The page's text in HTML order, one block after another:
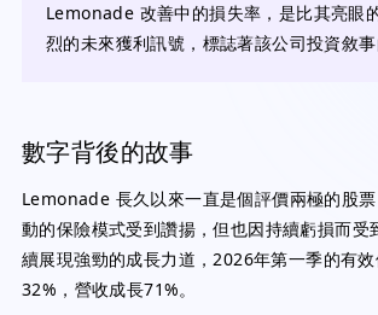
Lemonade 改善中的損失率，是比其亮眼
烈的未來獲利訊號，標誌著該公司投資敘事
數字背後的故事
Lemonade 長久以來一直是個評價兩極的股
動的保險模式受到讚揚，但也因持續虧損而受
續展現強勁的成長力道，2026年第一季的有
32%，營收成長71%。